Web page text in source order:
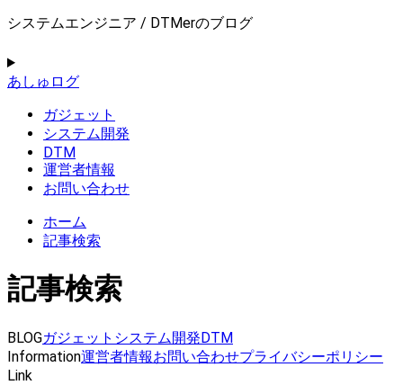
システムエンジニア / DTMerのブログ
あしゅログ
ガジェット
システム開発
DTM
運営者情報
お問い合わせ
ホーム
記事検索
記事検索
BLOGガジェット システム開発DTM
Information運営者情報お問い合わせプライバシーポリシー
Link